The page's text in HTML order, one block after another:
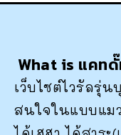
What is แคท
เว็บไซต์ไวรัลรุ่น
สนใจในแบบแม